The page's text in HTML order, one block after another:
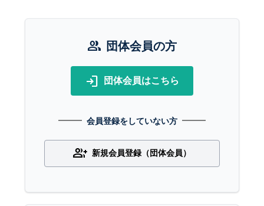
group 団体会員の方
login 団体会員はこちら
会員登録をしていない方
group_add 新規会員登録（団体会員）